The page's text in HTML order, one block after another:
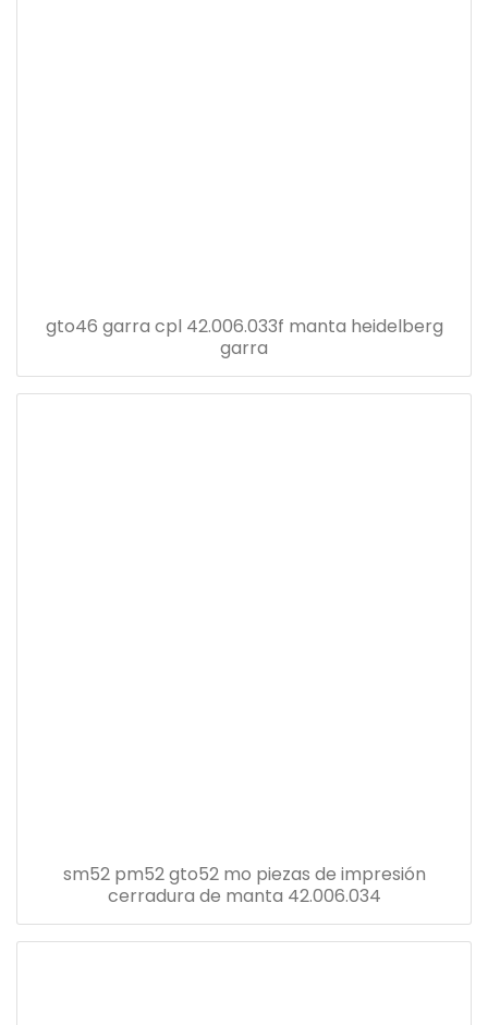
gto46 garra cpl 42.006.033f manta heidelberg
garra
sm52 pm52 gto52 mo piezas de impresión
cerradura de manta 42.006.034